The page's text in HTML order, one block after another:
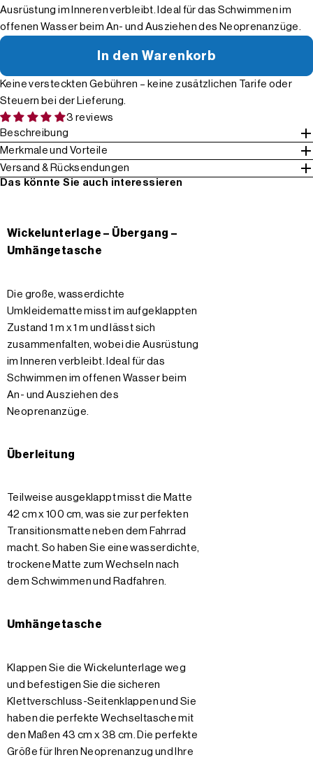
Ausrüstung im Inneren verbleibt. Ideal für das Schwimmen im
offenen Wasser beim An- und Ausziehen des Neoprenanzüge.
In den Warenkorb
Keine versteckten Gebühren – keine zusätzlichen Tarife oder
Steuern bei der Lieferung.
3 reviews
Beschreibung
Merkmale und Vorteile
Versand & Rücksendungen
Das könnte Sie auch interessieren
Wickelunterlage – Übergang –
Umhängetasche
Die große, wasserdichte
Umkleidematte misst im aufgeklappten
Zustand 1 m x 1 m und lässt sich
zusammenfalten, wobei die Ausrüstung
im Inneren verbleibt. Ideal für das
Schwimmen im offenen Wasser beim
An- und Ausziehen des
Neoprenanzüge.
Überleitung
Teilweise ausgeklappt misst die Matte
42 cm x 100 cm, was sie zur perfekten
Transitionsmatte neben dem Fahrrad
macht. So haben Sie eine wasserdichte,
trockene Matte zum Wechseln nach
dem Schwimmen und Radfahren.
Umhängetasche
Klappen Sie die Wickelunterlage weg
und befestigen Sie die sicheren
Klettverschluss-Seitenklappen und Sie
haben die perfekte Wechseltasche mit
den Maßen 43 cm x 38 cm. Die perfekte
Größe für Ihren Neoprenanzug und Ihre